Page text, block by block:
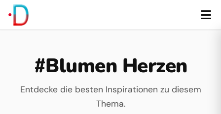
#Blumen Herzen
Entdecke die besten Inspirationen zu diesem
Thema.